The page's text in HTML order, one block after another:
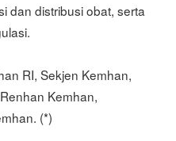
dan distribusi obat, serta
RI, Sekjen Kemhan,
Kemhan,
(*)